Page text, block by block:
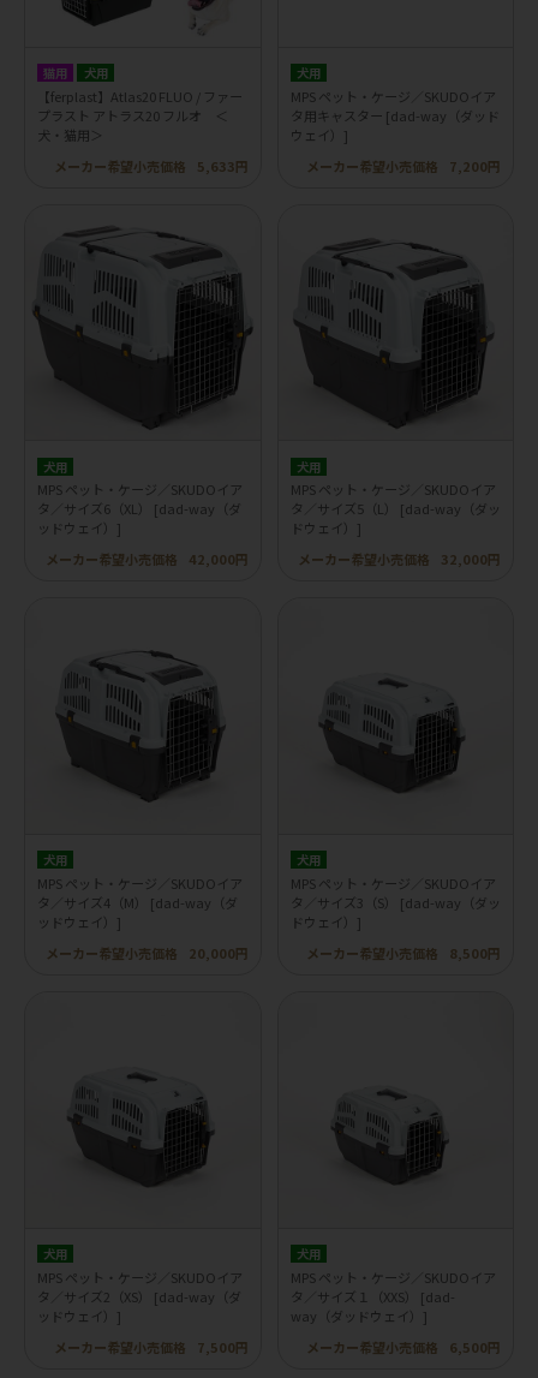
猫用 犬用
【ferplast】Atlas20 FLUO / ファー
プラスト アトラス20 フルオ ＜
犬・猫用＞
メーカー希望小売価格
5,633円
犬用
MPS ペット・ケージ／SKUDOイア
タ用キャスター [dad-way（ダッド
ウェイ）]
メーカー希望小売価格
7,200円
犬用
MPS ペット・ケージ／SKUDOイア
タ／サイズ6（XL） [dad-way（ダ
ッドウェイ）]
メーカー希望小売価格
42,000円
犬用
MPS ペット・ケージ／SKUDOイア
タ／サイズ5（L） [dad-way（ダッ
ドウェイ）]
メーカー希望小売価格
32,000円
犬用
MPS ペット・ケージ／SKUDOイア
タ／サイズ4（M） [dad-way（ダ
ッドウェイ）]
メーカー希望小売価格
20,000円
犬用
MPS ペット・ケージ／SKUDOイア
タ／サイズ3（S） [dad-way（ダッ
ドウェイ）]
メーカー希望小売価格
8,500円
犬用
MPS ペット・ケージ／SKUDOイア
タ／サイズ2（XS） [dad-way（ダ
ッドウェイ）]
メーカー希望小売価格
7,500円
犬用
MPS ペット・ケージ／SKUDOイア
タ／サイズ１（XXS） [dad-
way（ダッドウェイ）]
メーカー希望小売価格
6,500円